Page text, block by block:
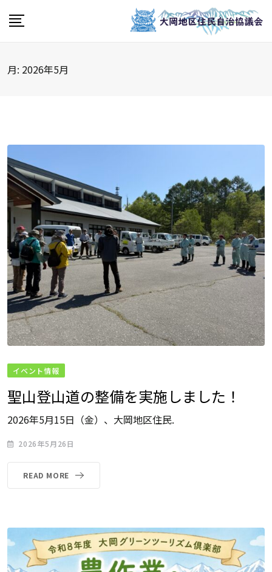
to
月: 2026年5月
イベント情報
聖山登山道の整備を実施しました！
2026年5月15日（金）、大岡地区住民.
2026年5月26日
READ MORE